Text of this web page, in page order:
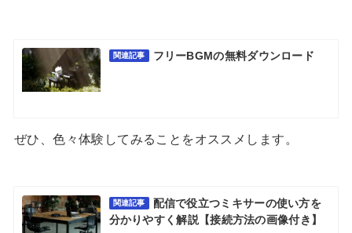
関連記事 フリーBGMの無料ダウンロード
ぜひ、色々体験してみることをオススメします。
関連記事
配信で役立つミキサーの使い方を
分かりやすく解説【接続方法の画像付き】